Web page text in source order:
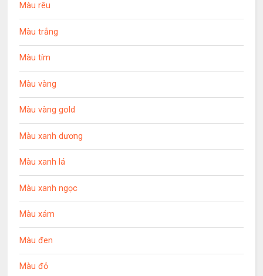
Màu rêu
Màu trắng
Màu tím
Màu vàng
Màu vàng gold
Màu xanh dương
Màu xanh lá
Màu xanh ngọc
Màu xám
Màu đen
Màu đỏ